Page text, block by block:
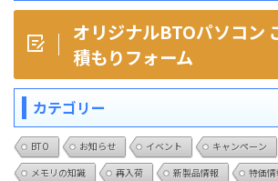
オリジナルBTOパソコン
積もりフォーム
カテゴリー
BTO お知らせ イベント キャンペーン
メモリの知識
再入荷 新製品情報 特価